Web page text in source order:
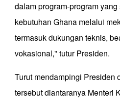
dalam program-program
kebutuhan Ghana melalui
termasuk dukungan teknis,
vokasional," tutur Presiden.
Turut mendampingi Presiden
tersebut diantaranya Menteri